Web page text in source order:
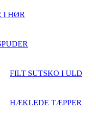
I HØR
FILT SUTSKO I ULD
HÆKLEDE TÆPPER